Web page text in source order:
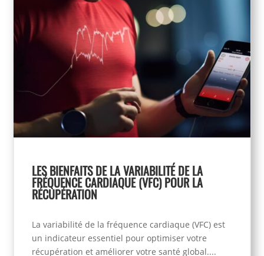
LES BIENFAITS DE LA VARIABILITÉ DE LA
FRÉQUENCE CARDIAQUE (VFC) POUR LA
RÉCUPÉRATION
La variabilité de la fréquence cardiaque (VFC) est
un indicateur essentiel pour optimiser votre
récupération et améliorer votre santé global....